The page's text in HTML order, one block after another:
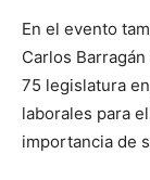
En el evento
Carlos
75 legislatura
laborales para
importancia de